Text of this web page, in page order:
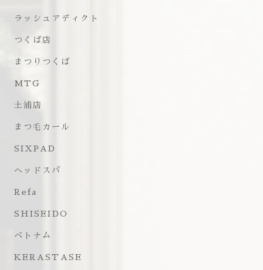
ラッシュアディクト
つくば店
まつりつくば
MTG
土浦店
まつ毛カール
SIXPAD
ヘッドスパ
Refa
SHISEIDO
ベトナム
KERASTASE